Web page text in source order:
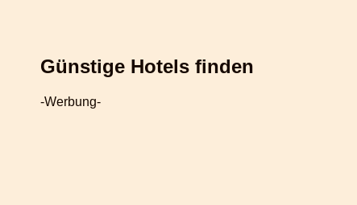
Günstige Hotels finden
-Werbung-